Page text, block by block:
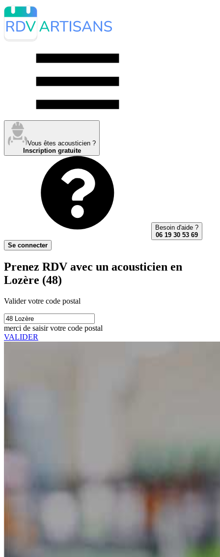
Vous êtes acousticien ?
Inscription gratuite
Besoin d'aide ?
06 19 30 53 69
Se connecter
Prenez RDV avec un acousticien en
Lozère (48)
Valider votre code postal
merci de saisir votre code postal
VALIDER